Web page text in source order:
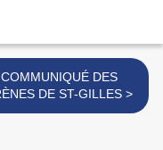
COMMUNIQUÉ DES
ARÈNES DE ST-GILLES >